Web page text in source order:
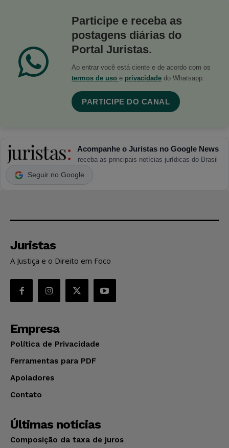
Participe e receba as
postagens diárias do
Portal Juristas.
Ao entrar você está ciente e de acordo com os
termos de uso e privacidade do Whatsapp.
PARTICIPE DO CANAL
Acompanhe o Juristas no Google News
receba as principais notícias jurídicas do Brasil
Seguir no Google
Juristas
A Justiça e o Direito em Foco
Empresa
Política de Privacidade
Ferramentas para PDF
Apoiadores
Contato
Últimas notícias
Composição da taxa de juros